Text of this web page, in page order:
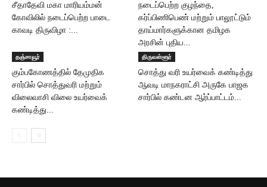
சீதாதேவி மகா மாரியம்மன்
கோவிலில் நடைப்பெற்ற பாடை
காவடி திருவிழா :...
நடைப்பெற்ற குழந்தை,
கர்ப்பிணிபெண் மற்றும் பாலூட்டும்
தாய்மார்களுக்கான தமிழக
அரசின் புதிய...
தஞ்சாவூர்
கும்பகோணத்தில் தேமுதிக
சார்பில் சொத்துவரி மற்றும்
விலைவாசி விலை உயர்வைக்
கண்டித்து...
திருவள்ளூர்
சொத்து வரி உயர்வைக் கண்டித்து
ஆவடி மாநகராட்சி அருகே பாஜக
சார்பில் கண்டன ஆர்ப்பாட்டம்...